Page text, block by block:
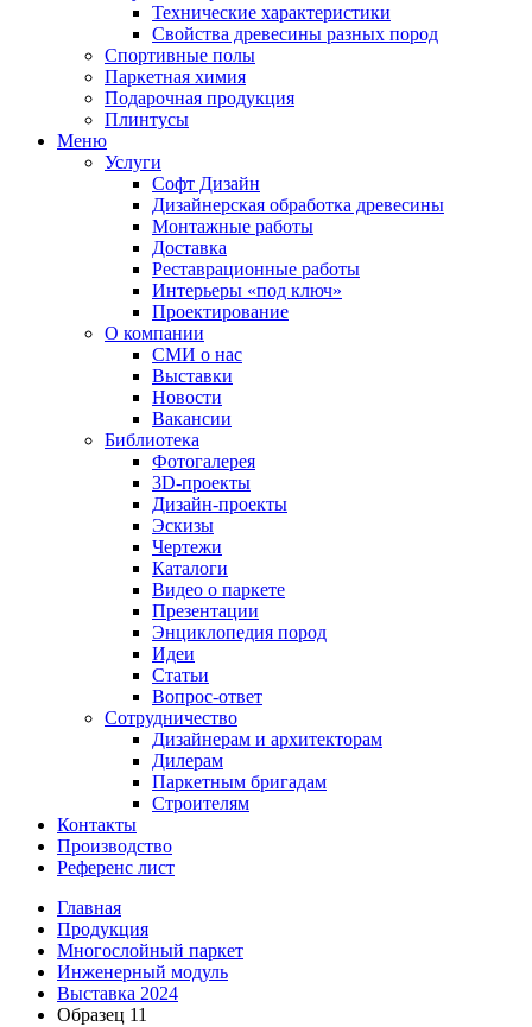
Технические характеристики
Свойства древесины разных пород
Спортивные полы
Паркетная химия
Подарочная продукция
Плинтусы
Меню
Услуги
Софт Дизайн
Дизайнерская обработка древесины
Монтажные работы
Доставка
Реставрационные работы
Интерьеры «под ключ»
Проектирование
О компании
СМИ о нас
Выставки
Новости
Вакансии
Библиотека
Фотогалерея
3D-проекты
Дизайн-проекты
Эскизы
Чертежи
Каталоги
Видео о паркете
Презентации
Энциклопедия пород
Идеи
Статьи
Вопрос-ответ
Сотрудничество
Дизайнерам и архитекторам
Дилерам
Паркетным бригадам
Строителям
Контакты
Производство
Референс лист
Главная
Продукция
Многослойный паркет
Инженерный модуль
Выставка 2024
Образец 11